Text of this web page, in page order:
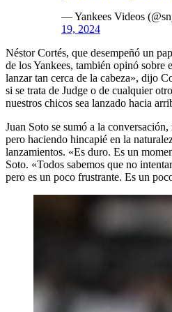
— Yankees Videos
19, 2024
Néstor Cortés, que desempeñó un
de los Yankees, también opinó sobre
lanzar tan cerca de la cabeza», dijo
si se trata de Judge o de cualquier
nuestros chicos sea lanzado hacia
Juan Soto se sumó a la
pero haciendo hincapié en la
lanzamientos. «Es duro. Es un
Soto. «Todos sabemos que no
pero es un poco frustrante. Es un